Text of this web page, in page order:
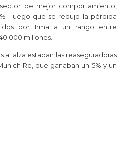
de mejor comportamiento,
luego que se redujo la pérdida
por Irma a un rango entre
millones.
al alza estaban las reaseguradoras
Re, que ganaban un 5% y un